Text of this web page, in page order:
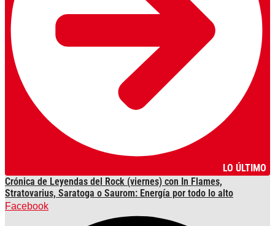
LO ÚLTIMO
Crónica de Leyendas del Rock (viernes) con In Flames,
Stratovarius, Saratoga o Saurom: Energía por todo lo alto
Facebook